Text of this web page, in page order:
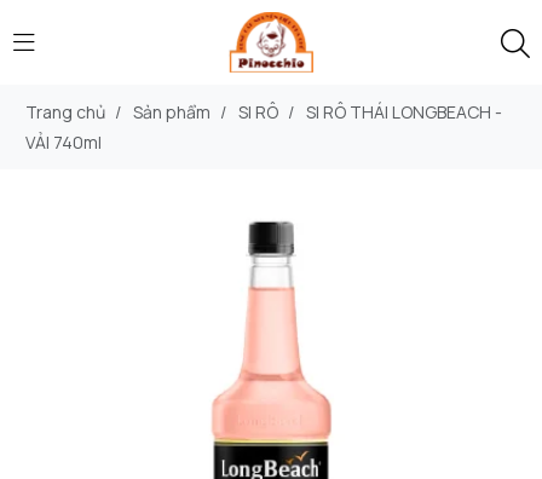
Trang chủ / Sản phẩm / SI RÔ / SI RÔ THÁI LONGBEACH -
VẢI 740ml